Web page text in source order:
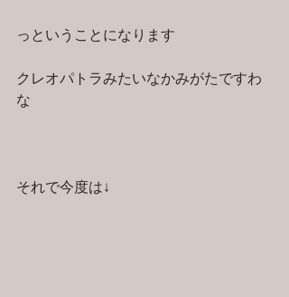
っということになります
クレオパトラみたいなかみがたですわ
な
それで今度は↓